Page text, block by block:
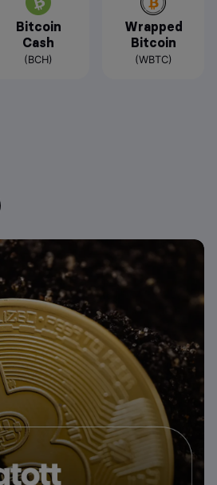
Bitcoin
Cash
(BCH)
Wrapped
Bitcoin
(WBTC)